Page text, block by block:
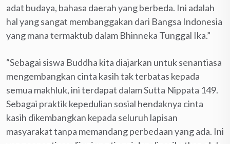
adat budaya, bahasa daerah yang berbeda. Ini adalah
hal yang sangat membanggakan dari Bangsa Indonesia
yang mana termaktub dalam Bhinneka Tunggal Ika.”
“Sebagai siswa Buddha kita diajarkan untuk senantiasa
mengembangkan cinta kasih tak terbatas kepada
semua makhluk, ini terdapat dalam Sutta Nippata 149.
Sebagai praktik kepedulian sosial hendaknya cinta
kasih dikembangkan kepada seluruh lapisan
masyarakat tanpa memandang perbedaan yang ada. Ini